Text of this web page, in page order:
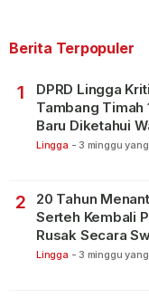
Berita Terpopuler
1
DPRD Lingga
Tambang Timah
Baru Diketahui
Lingga - 3 minggu
2
20 Tahun
Serteh Kembali
Rusak Secara
Lingga - 3 minggu